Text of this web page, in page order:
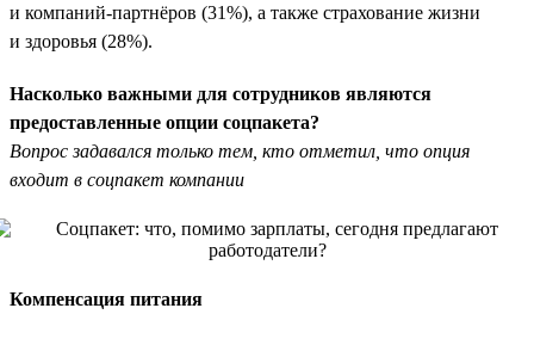
и компаний-партнёров (31%), а также страхование жизни
и здоровья (28%).
Насколько важными для сотрудников являются
предоставленные опции соцпакета?
Вопрос задавался только тем, кто отметил, что опция
входит в соцпакет компании
Компенсация питания